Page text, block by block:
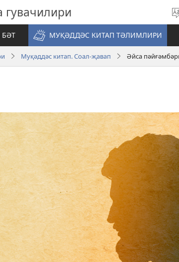
гувачилири
МУҚӘДДӘС КИТАП ТӘЛИМЛИРИ
Муқәддәс китап. Соал-җавап Әйса